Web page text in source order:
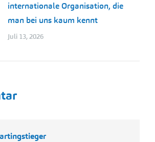
internationale Organisation, die
man bei uns kaum kennt
Juli 13, 2026